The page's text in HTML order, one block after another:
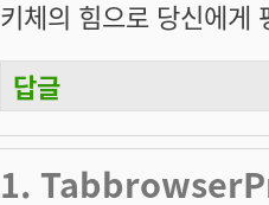
키체의 힘으로 당신에게
답글
1.